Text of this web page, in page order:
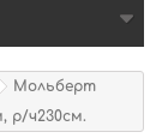
Мольберт
р/ч230см.